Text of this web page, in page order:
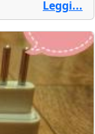
Leggi...